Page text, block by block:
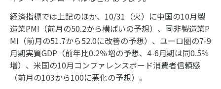
経済指標では上記のほか、10/31（火）に中国の10月製
造業PMI（前月の50.2から横ばいの予想）、同非製造業P
MI（前月の51.7から52.0に改善の予想）、ユーロ圏の7-9
月期実質GDP（前年比0.2％増の予想、4-6月期は同0.5％
増）、米国の10月コンファレンスボード消費者信頼感
（前月の103から100に悪化の予想）。